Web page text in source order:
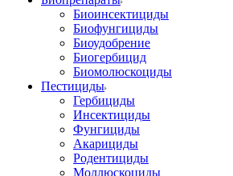
Биоинсектициды
Биофунгициды
Биоудобрение
Биогербицид
Биомолюскоциды
Пестициды
Гербициды
Инсектициды
Фунгициды
Акарициды
Родентициды
Моллюскоциды